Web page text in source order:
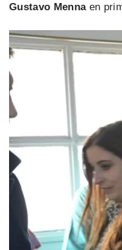
Gustavo Mennaen